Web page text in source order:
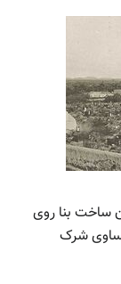
ساخت بنا روی
شرک